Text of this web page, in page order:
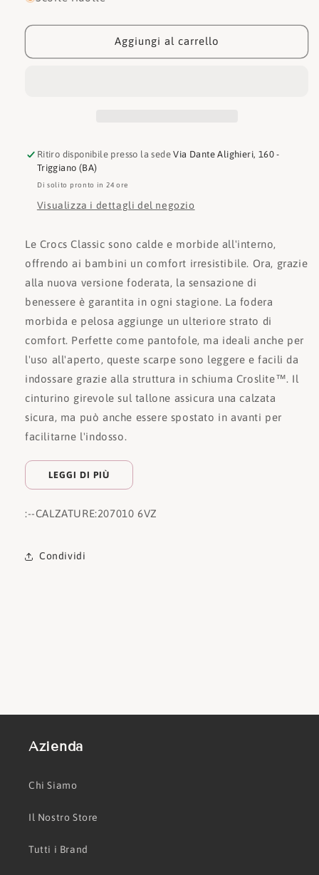
Sabot
Lined
Sabot
Classic
Lined
Aggiungi al carrello
Ritiro disponibile presso la sedeVia Dante Alighieri, 160 -
Triggiano (BA)
Di solito pronto in 24 ore
Visualizza i dettagli del negozio
Le Crocs Classic sono calde e morbide all'interno,
offrendo ai bambini un comfort irresistibile. Ora, grazie
alla nuova versione foderata, la sensazione di
benessere è garantita in ogni stagione. La fodera
morbida e pelosa aggiunge un ulteriore strato di
comfort. Perfette come pantofole, ma ideali anche per
l'uso all'aperto, queste scarpe sono leggere e facili da
indossare grazie alla struttura in schiuma Croslite™. Il
cinturino girevole sul tallone assicura una calzata
sicura, ma può anche essere spostato in avanti per
facilitarne l'indosso.
LEGGI DI PIÙ
:--CALZATURE:207010 6VZ
Condividi
Azienda
Chi Siamo
Il Nostro Store
Tutti i Brand